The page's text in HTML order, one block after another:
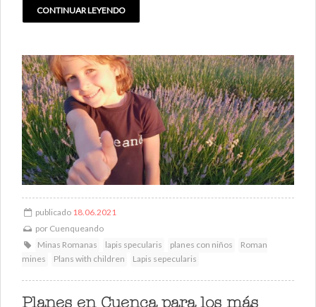
CONTINUAR LEYENDO
publicado 18.06.2021
por Cuenqueando
Minas Romanas
lapis specularis planes con niños
Roman
mines
Plans with children Lapis sepecularis
Planes en Cuenca para los más